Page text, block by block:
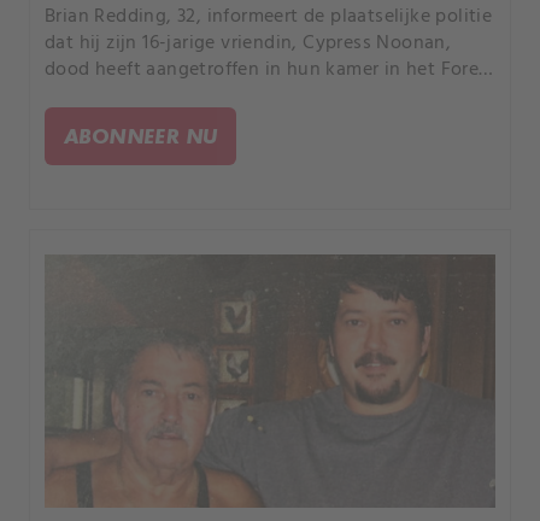
Brian Redding, 32, informeert de plaatselijke politie
dat hij zijn 16-jarige vriendin, Cypress Noonan,
dood heeft aangetroffen in hun kamer in het Forest
ABONNEER NU